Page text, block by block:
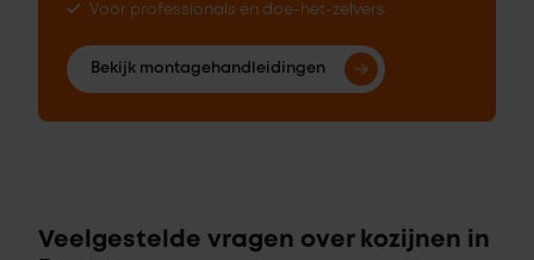
Voor professionals en doe-het-zelvers
Bekijk montagehandleidingen
Veelgestelde vragen over kozijnen in